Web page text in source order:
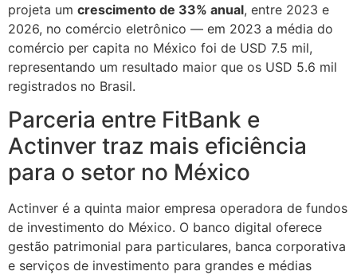
projeta um crescimento de 33% anual, entre 2023 e
2026, no comércio eletrônico — em 2023 a média do
comércio per capita no México foi de USD 7.5 mil,
representando um resultado maior que os USD 5.6 mil
registrados no Brasil.
Parceria entre FitBank e
Actinver traz mais eficiência
para o setor no México
Actinver é a quinta maior empresa operadora de fundos
de investimento do México. O banco digital oferece
gestão patrimonial para particulares, banca corporativa
e serviços de investimento para grandes e médias